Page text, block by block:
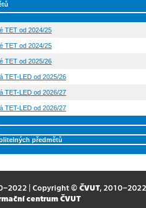
TET od 2024/25
TET od 2024/25
TET od 2025/26
TET-LED od 2025/26
TET-LED od 2026/27
TET-LED od 2026/27
předmětů
| Copyright © ČVUT, 2010–2022
centrum ČVUT